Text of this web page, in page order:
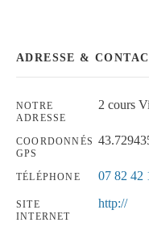
ADRESSE &
NOTRE
ADRESSE
2 cours
COORDONNÉS
GPS
TÉLÉPHONE 07 82 42
SITE
INTERNET
http://